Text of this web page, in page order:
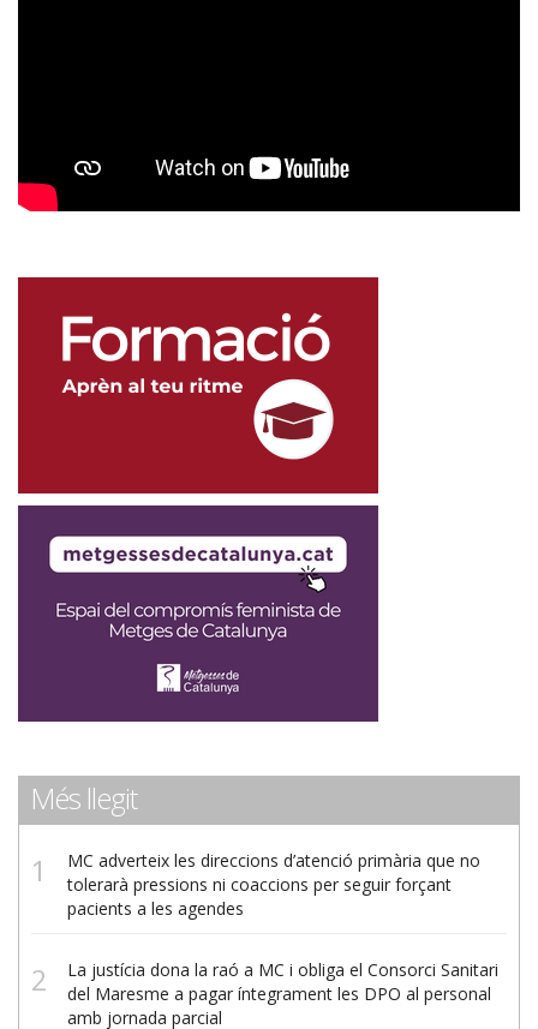
Més llegit
MC adverteix les direccions d’atenció primària que no
tolerarà pressions ni coaccions per seguir forçant
pacients a les agendes
La justícia dona la raó a MC i obliga el Consorci Sanitari
del Maresme a pagar íntegrament les DPO al personal
amb jornada parcial